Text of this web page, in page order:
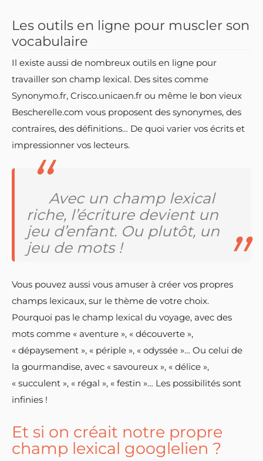
Les outils en ligne pour muscler son
vocabulaire
Il existe aussi de nombreux outils en ligne pour
travailler son champ lexical. Des sites comme
Synonymo.fr, Crisco.unicaen.fr ou même le bon vieux
Bescherelle.com vous proposent des synonymes, des
contraires, des définitions… De quoi varier vos écrits et
impressionner vos lecteurs.
Avec un champ lexical
riche, l’écriture devient un
jeu d’enfant. Ou plutôt, un
jeu de mots !
Vous pouvez aussi vous amuser à créer vos propres
champs lexicaux, sur le thème de votre choix.
Pourquoi pas le champ lexical du voyage, avec des
mots comme « aventure », « découverte »,
« dépaysement », « périple », « odyssée »… Ou celui de
la gourmandise, avec « savoureux », « délice »,
« succulent », « régal », « festin »… Les possibilités sont
infinies !
Et si on créait notre propre
champ lexical googlelien ?